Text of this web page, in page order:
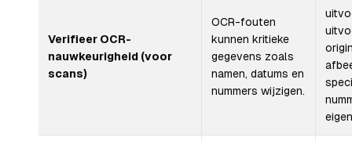
Verifieer OCR-
nauwkeurigheid (voor
scans)
OCR-fouten
kunnen kritieke
gegevens zoals
namen, datums en
nummers wijzigen.